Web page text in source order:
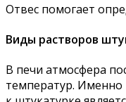
Отвес помогает
Виды растворов
В печи атмосфера
температур.